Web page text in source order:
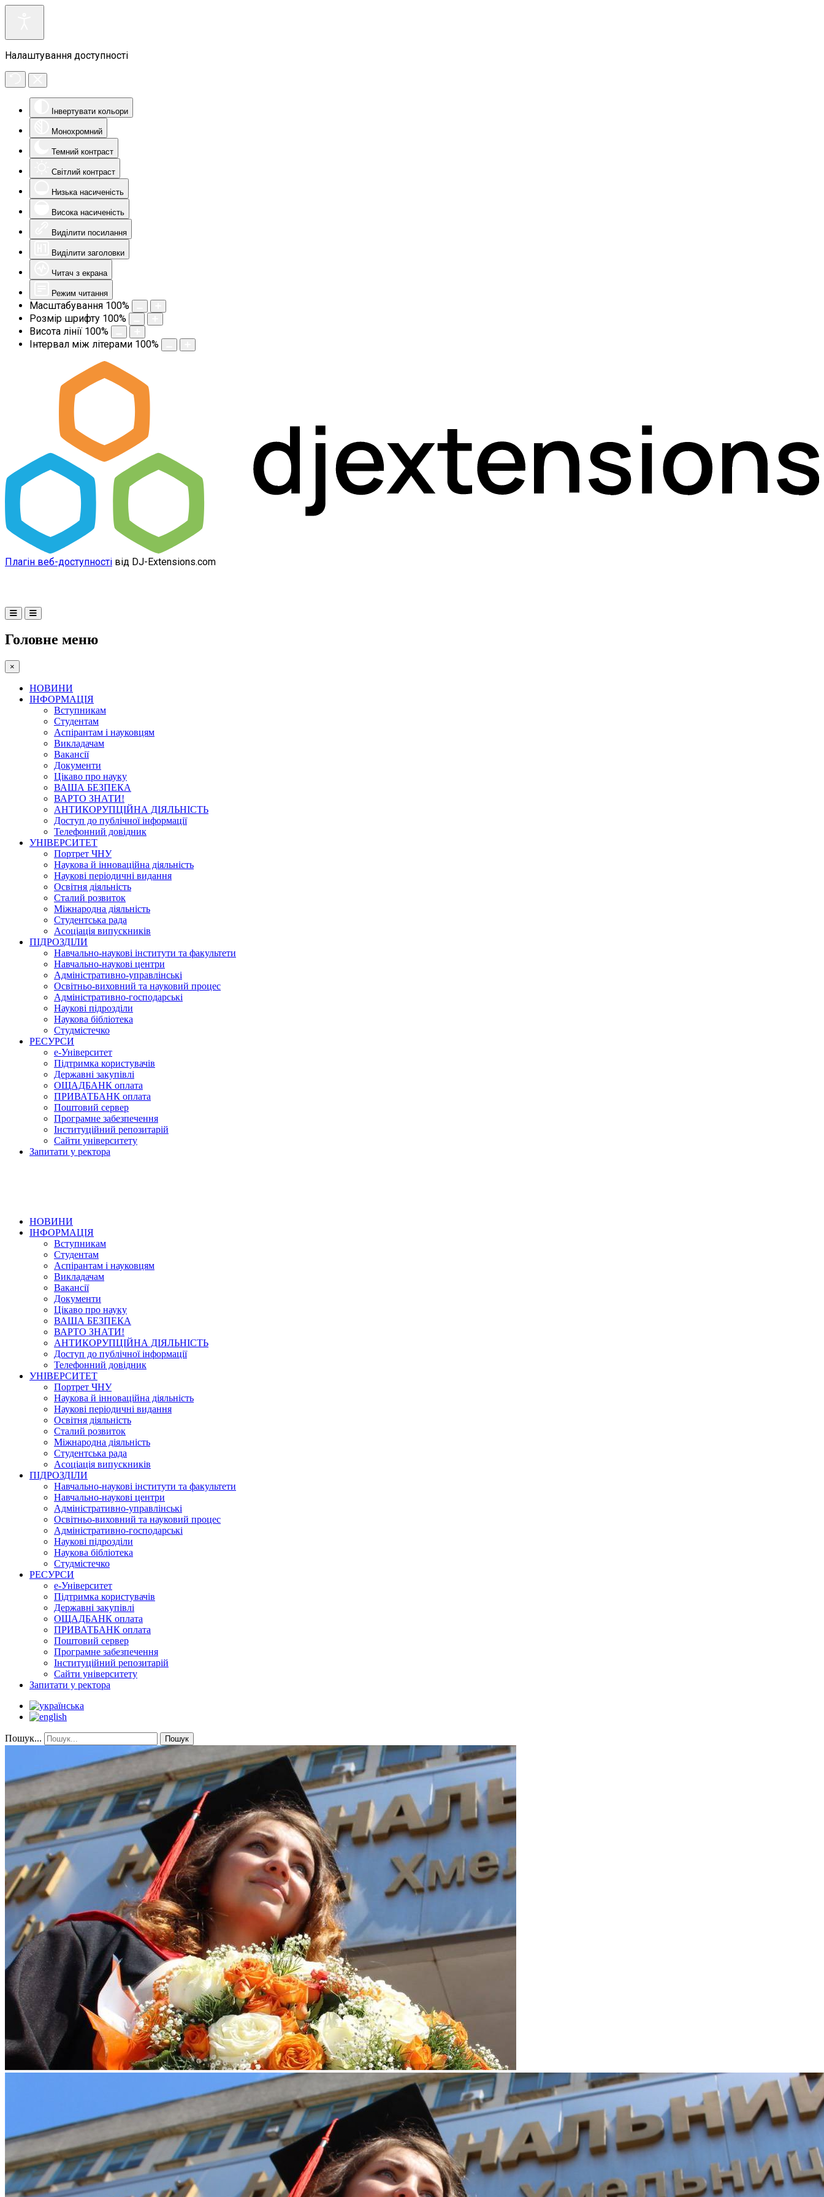
Налаштування доступності
Інвертувати кольори
Монохромний
Темний контраст
Світлий контраст
Низька насиченість
Висока насиченість
Виділити посилання
Виділити заголовки
Читач з екрана
Режим читання
Масштабування 100%
Розмір шрифту 100%
Висота лінії 100%
Інтервал між літерами 100%
Плагін веб-доступності від DJ-Extensions.com
Головне меню
×
НОВИНИ
ІНФОРМАЦІЯ
Вступникам
Студентам
Аспірантам і науковцям
Викладачам
Вакансії
Документи
Цікаво про науку
ВАША БЕЗПЕКА
ВАРТО ЗНАТИ!
АНТИКОРУПЦІЙНА ДІЯЛЬНІСТЬ
Доступ до публічної інформації
Телефонний довідник
УНІВЕРСИТЕТ
Портрет ЧНУ
Наукова й інноваційна діяльність
Наукові періодичні видання
Освітня діяльність
Сталий розвиток
Міжнародна діяльність
Студентська рада
Асоціація випускників
ПІДРОЗДІЛИ
Навчально-наукові інститути та факультети
Навчально-наукові центри
Адміністративно-управлінські
Освітньо-виховний та науковий процес
Адміністративно-господарські
Наукові підрозділи
Наукова бібліотека
Студмістечко
РЕСУРСИ
е-Університет
Підтримка користувачів
Державні закупівлі
ОЩАДБАНК оплата
ПРИВАТБАНК оплата
Поштовий сервер
Програмне забезпечення
Інституційний репозитарій
Сайти університету
Запитати у ректора
НОВИНИ
ІНФОРМАЦІЯ
Вступникам
Студентам
Аспірантам і науковцям
Викладачам
Вакансії
Документи
Цікаво про науку
ВАША БЕЗПЕКА
ВАРТО ЗНАТИ!
АНТИКОРУПЦІЙНА ДІЯЛЬНІСТЬ
Доступ до публічної інформації
Телефонний довідник
УНІВЕРСИТЕТ
Портрет ЧНУ
Наукова й інноваційна діяльність
Наукові періодичні видання
Освітня діяльність
Сталий розвиток
Міжнародна діяльність
Студентська рада
Асоціація випускників
ПІДРОЗДІЛИ
Навчально-наукові інститути та факультети
Навчально-наукові центри
Адміністративно-управлінські
Освітньо-виховний та науковий процес
Адміністративно-господарські
Наукові підрозділи
Наукова бібліотека
Студмістечко
РЕСУРСИ
е-Університет
Підтримка користувачів
Державні закупівлі
ОЩАДБАНК оплата
ПРИВАТБАНК оплата
Поштовий сервер
Програмне забезпечення
Інституційний репозитарій
Сайти університету
Запитати у ректора
Пошук... Пошук